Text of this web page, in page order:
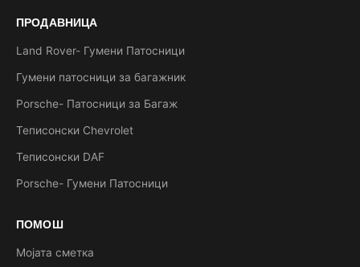
ПРОДАВНИЦА
Land Rover- Гумени Патосници
Гумени патосници за багажник
Porsche- Патосници за Багаж
Теписонски Chevrolet
Теписонски DAF
Porsche- Гумени Патосници
ПОМОШ
Мојата сметка